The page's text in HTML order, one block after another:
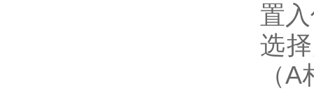
置
选
（